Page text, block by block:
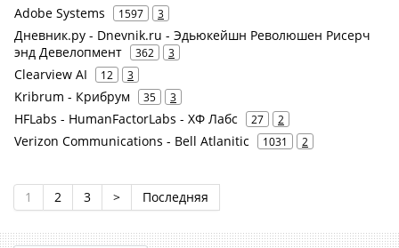
Adobe Systems 1597 3
Дневник.ру - Dnevnik.ru - Эдьюкейшн Революшен Рисерч
энд Девелопмент
362 3
Clearview AI 12 3
Kribrum - Крибрум 35 3
HFLabs - HumanFactorLabs - ХФ Лабс 27 2
Verizon Communications - Bell Atlanitic 1031 2
1 2 3 > Последняя